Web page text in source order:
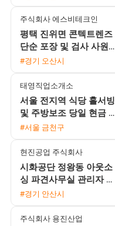
주식회사 에스비테크인
평택 진위면 콘텍트렌즈
단순 포장 및 검사 사원
모집 초보자와 F비자 가
#경기 오산시
태영직업소개소
서울 전지역 식당 홀서빙
및 주방보조 당일 현금 지
급 채용
#서울 금천구
현진공업 주식회사
시화공단 정왕동 아웃소
싱 파견사무실 관리자 채
용 (경력자 우대)
#경기 안산시
주식회사 용진산업